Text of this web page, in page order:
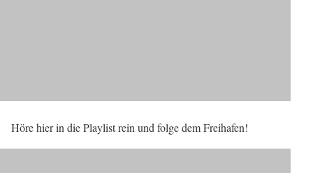
Höre hier in die Playlist rein und folge dem Freihafen!